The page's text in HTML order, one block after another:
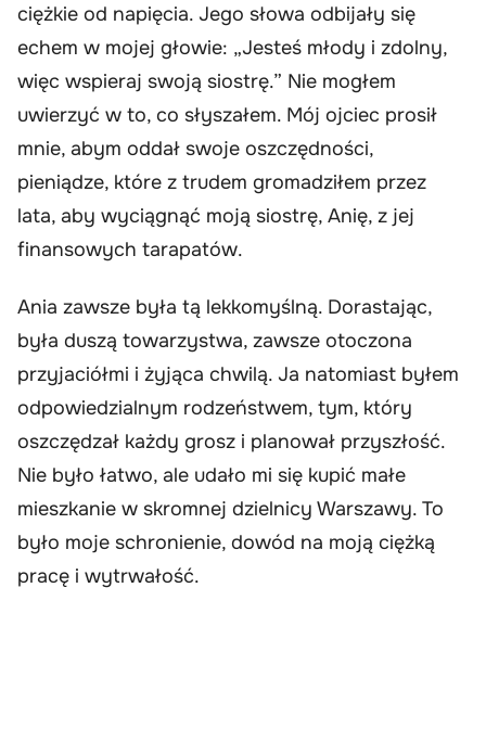
ciężkie od napięcia. Jego słowa odbijały się
echem w mojej głowie: „Jesteś młody i zdolny,
więc wspieraj swoją siostrę.” Nie mogłem
uwierzyć w to, co słyszałem. Mój ojciec prosił
mnie, abym oddał swoje oszczędności,
pieniądze, które z trudem gromadziłem przez
lata, aby wyciągnąć moją siostrę, Anię, z jej
finansowych tarapatów.
Ania zawsze była tą lekkomyślną. Dorastając,
była duszą towarzystwa, zawsze otoczona
przyjaciółmi i żyjąca chwilą. Ja natomiast byłem
odpowiedzialnym rodzeństwem, tym, który
oszczędzał każdy grosz i planował przyszłość.
Nie było łatwo, ale udało mi się kupić małe
mieszkanie w skromnej dzielnicy Warszawy. To
było moje schronienie, dowód na moją ciężką
pracę i wytrwałość.